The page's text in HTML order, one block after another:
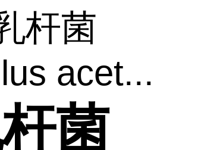
杆菌
acet...
菌